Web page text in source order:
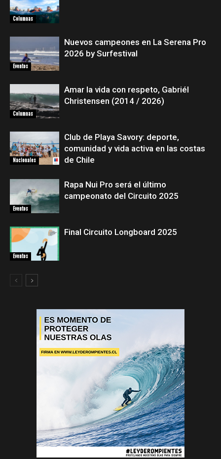
Columnas
Eventos
Nuevos campeones en La Serena Pro
2026 by Surfestival
Columnas
Amar la vida con respeto, Gabriél
Christensen (2014 / 2026)
Nacionales
Club de Playa Savory: deporte,
comunidad y vida activa en las costas
de Chile
Eventos
Rapa Nui Pro será el último
campeonato del Circuito 2025
Eventos
Final Circuito Longboard 2025